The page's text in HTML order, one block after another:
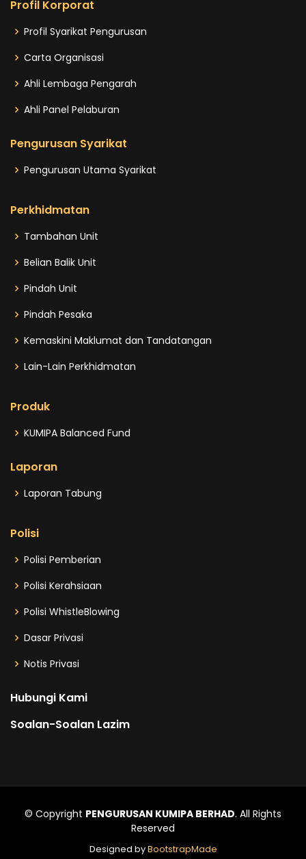
Profil Korporat
Profil Syarikat Pengurusan
Carta Organisasi
Ahli Lembaga Pengarah
Ahli Panel Pelaburan
Pengurusan Syarikat
Pengurusan Utama Syarikat
Perkhidmatan
Tambahan Unit
Belian Balik Unit
Pindah Unit
Pindah Pesaka
Kemaskini Maklumat dan Tandatangan
Lain-Lain Perkhidmatan
Produk
KUMIPA Balanced Fund
Laporan
Laporan Tabung
Polisi
Polisi Pemberian
Polisi Kerahsiaan
Polisi WhistleBlowing
Dasar Privasi
Notis Privasi
Hubungi Kami
Soalan-Soalan Lazim
© Copyright PENGURUSAN KUMIPA BERHAD. All Rights
Reserved
Designed byBootstrapMade